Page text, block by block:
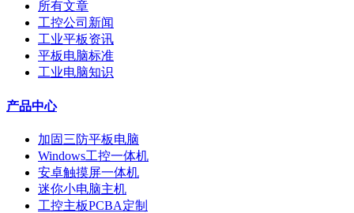
所有文章
工控公司新闻
工业平板资讯
平板电脑标准
工业电脑知识
产品中心
加固三防平板电脑
Windows工控一体机
安卓触摸屏一体机
迷你小电脑主机
工控主板PCBA定制